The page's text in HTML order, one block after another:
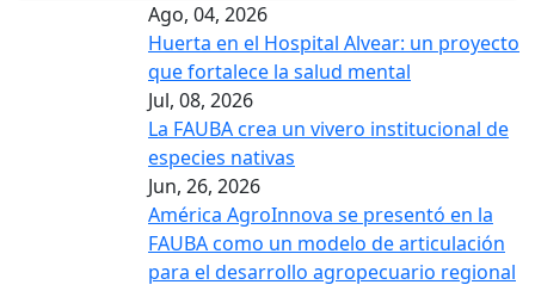
Ago, 04, 2026
Huerta en el Hospital Alvear: un proyecto
que fortalece la salud mental
Jul, 08, 2026
La FAUBA crea un vivero institucional de
especies nativas
Jun, 26, 2026
América AgroInnova se presentó en la
FAUBA como un modelo de articulación
para el desarrollo agropecuario regional